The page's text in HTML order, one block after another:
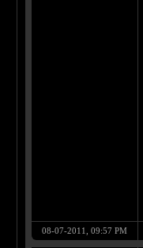
08-07-2011, 09:57 PM